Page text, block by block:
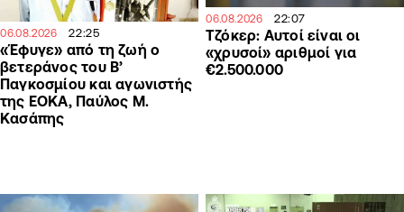
06.08.2026 22:25
«Έφυγε» από τη ζωή ο
βετεράνος του Β’
Παγκοσμίου και αγωνιστής
της ΕΟΚΑ, Παύλος Μ.
Κασάπης
06.08.2026 22:07
Τζόκερ: Αυτοί είναι οι
«χρυσοί» αριθμοί για
€2.500.000